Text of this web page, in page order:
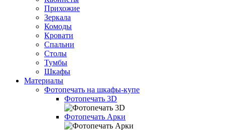
Прихожие
Зеркала
Комоды
Кровати
Спальни
Столы
Тумбы
Шкафы
Материалы
Фотопечать на шкафы-купе
Фотопечать 3D
Фотопечать Арки